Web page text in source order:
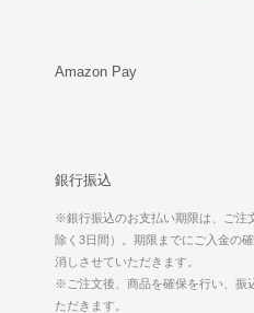
Amazon Pay
銀行振込
※銀行振込のお支払い期限は、ご注
除く3日間）。期限までにご入金の
消しさせていただきます。
※ご注文後、商品を確保を行い、振
ただきます。